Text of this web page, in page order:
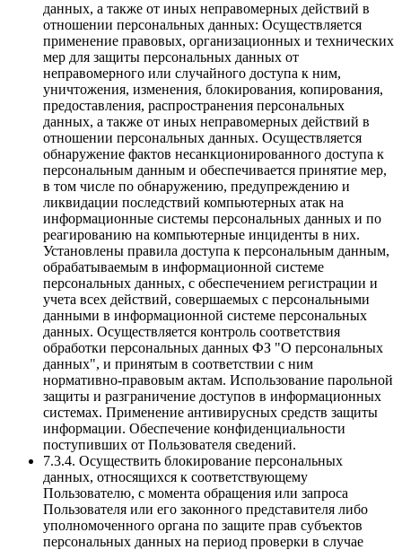
данных, а также от иных неправомерных действий в
отношении персональных данных: Осуществляется
применение правовых, организационных и технических
мер для защиты персональных данных от
неправомерного или случайного доступа к ним,
уничтожения, изменения, блокирования, копирования,
предоставления, распространения персональных
данных, а также от иных неправомерных действий в
отношении персональных данных. Осуществляется
обнаружение фактов несанкционированного доступа к
персональным данным и обеспечивается принятие мер,
в том числе по обнаружению, предупреждению и
ликвидации последствий компьютерных атак на
информационные системы персональных данных и по
реагированию на компьютерные инциденты в них.
Установлены правила доступа к персональным данным,
обрабатываемым в информационной системе
персональных данных, с обеспечением регистрации и
учета всех действий, совершаемых с персональными
данными в информационной системе персональных
данных. Осуществляется контроль соответствия
обработки персональных данных ФЗ "О персональных
данных", и принятым в соответствии с ним
нормативно-правовым актам. Использование парольной
защиты и разграничение доступов в информационных
системах. Применение антивирусных средств защиты
информации. Обеспечение конфиденциальности
поступивших от Пользователя сведений.
7.3.4. Осуществить блокирование персональных
данных, относящихся к соответствующему
Пользователю, с момента обращения или запроса
Пользователя или его законного представителя либо
уполномоченного органа по защите прав субъектов
персональных данных на период проверки в случае